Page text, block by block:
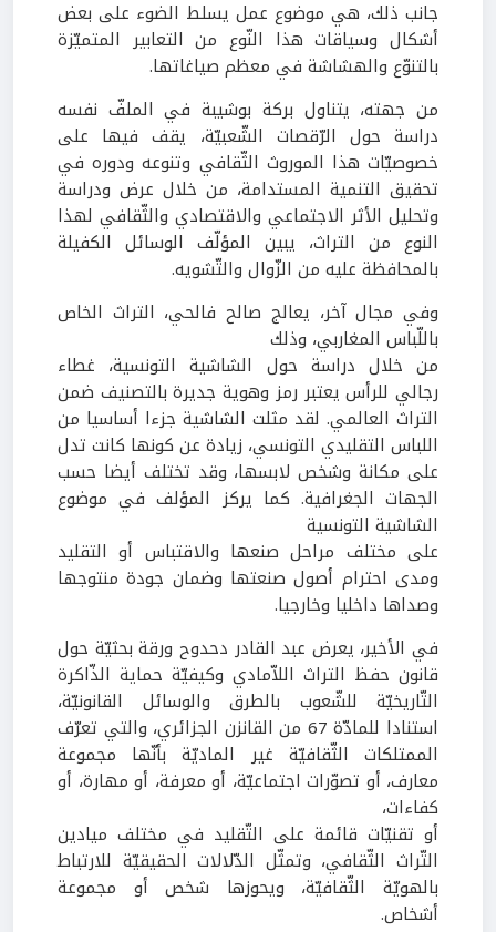
جانب ذلك، هي موضوع عمل يسلط الضوء على بعض
أشكال وسياقات هذا النّوع من التعابير المتميّزة
بالتنوّع والهشاشة في معظم صياغاتها.
من جهته، يتناول بركة بوشيبة في الملفّ نفسه
دراسة حول الرّقصات الشّعبيّة، يقف فيها على
خصوصيّات هذا الموروث الثّقافي وتنوعه ودوره في
تحقيق التنمية المستدامة، من خلال عرض ودراسة
وتحليل الأثر الاجتماعي والاقتصادي والثّقافي لهذا
النوع من التراث، يبين المؤلّف الوسائل الكفيلة
بالمحافظة عليه من الزّوال والتّشويه.
وفي مجال آخر، يعالج صالح فالحي، التراث الخاص
باللّباس المغاربي، وذلك
من خلال دراسة حول الشاشية التونسية، غطاء
رجالي للرأس يعتبر رمز وهوية جديرة بالتصنيف ضمن
التراث العالمي. لقد مثلت الشاشية جزءا أساسيا من
اللباس التقليدي التونسي، زيادة عن كونها كانت تدل
على مكانة وشخص لابسها، وقد تختلف أيضا حسب
الجهات الجغرافية. كما يركز المؤلف في موضوع
الشاشية التونسية
على مختلف مراحل صنعها والاقتباس أو التقليد
ومدى احترام أصول صنعتها وضمان جودة منتوجها
وصداها داخليا وخارجيا.
في الأخير، يعرض عبد القادر دحدوح ورقة بحثيّة حول
قانون حفظ التراث اللاّمادي وكيفيّة حماية الذّاكرة
التّاريخيّة للشّعوب بالطرق والوسائل القانونيّة،
استنادا للمادّة 67 من القانزن الجزائري، والتي تعرّف
الممتلكات الثّقافيّة غير الماديّة بأنّها مجموعة
معارف، أو تصوّرات اجتماعيّة، أو معرفة، أو مهارة، أو
كفاءات،
أو تقنيّات قائمة على التّقليد في مختلف ميادين
التّراث الثّقافي، وتمثّل الدّلالات الحقيقيّة للارتباط
بالهويّة الثّقافيّة، ويحوزها شخص أو مجموعة
أشخاص.